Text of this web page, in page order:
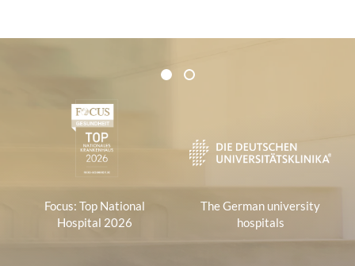
Certificates and Associations
1 2
Focus: Top National
Hospital 2026
The German university
hospitals